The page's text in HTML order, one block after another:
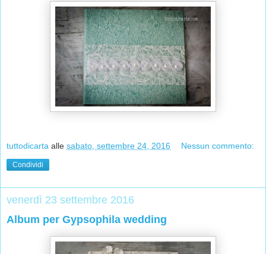
tuttodicarta alle sabato, settembre 24, 2016 Nessun commento:
Condividi
venerdì 23 settembre 2016
Album per Gypsophila wedding